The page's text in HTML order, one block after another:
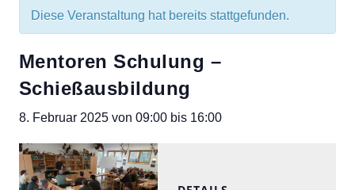
Diese Veranstaltung hat bereits stattgefunden.
Mentoren Schulung –
Schießausbildung
8. Februar 2025 von 09:00 bis 16:00